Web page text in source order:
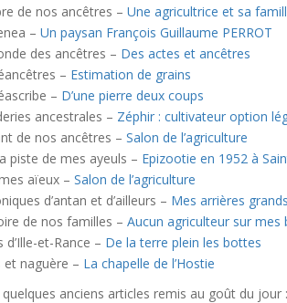
de nos ancêtres – Une agricultrice et sa
– Un paysan François Guillaume PERROT
des ancêtres – Des actes et ancêtres
– Estimation de grains
– D’une pierre deux coups
ancestrales – Zéphir : cultivateur option
de nos ancêtres – Salon de l’agriculture
piste de mes ayeuls – Epizootie en 1952 à
aïeux – Salon de l’agriculture
d’antan et d’ailleurs – Mes arrières
de nos familles – Aucun agriculteur sur mes
d’Ille-et-Rance – De la terre plein les bottes
et naguère – La chapelle de l’Hostie
anciens articles remis au goût du jour :